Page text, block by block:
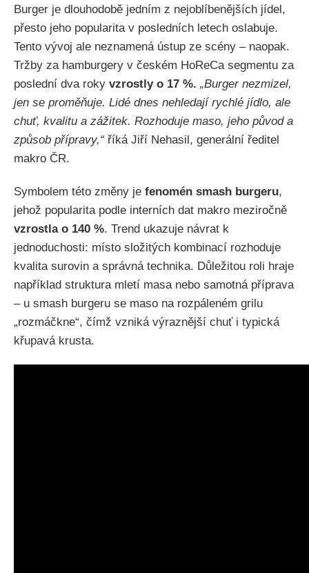
Burger je dlouhodobě jedním z nejoblíbenějších jídel,
přesto jeho popularita v posledních letech oslabuje.
Tento vývoj ale neznamená ústup ze scény – naopak.
Tržby za hamburgery v českém HoReCa segmentu za
poslední dva roky vzrostly o 17 %. „Burger nezmizel,
jen se proměňuje. Lidé dnes nehledají rychlé jídlo, ale
chuť, kvalitu a zážitek. Rozhoduje maso, jeho původ a
způsob přípravy,“ říká Jiří Nehasil, generální ředitel
makro ČR.
Symbolem této změny je fenomén smash burgeru,
jehož popularita podle interních dat makro meziročně
vzrostla o 140 %. Trend ukazuje návrat k
jednoduchosti: místo složitých kombinací rozhoduje
kvalita surovin a správná technika. Důležitou roli hraje
například struktura mletí masa nebo samotná příprava
– u smash burgeru se maso na rozpáleném grilu
„rozmáčkne“, čímž vzniká výraznější chuť i typická
křupavá krusta.